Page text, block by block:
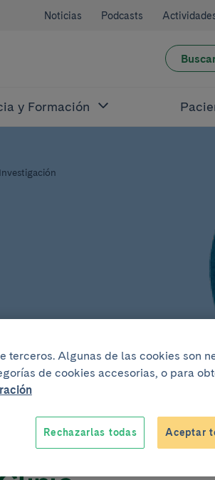
Noticias Podcasts
y Formación
Investigación
terceros. Algunas de las cookies son
de cookies accesorias, o para
Rechazarlas todas Aceptar